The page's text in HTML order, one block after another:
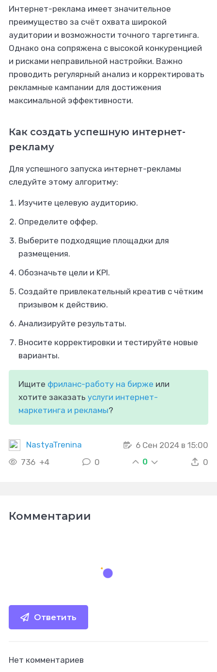
Интернет-реклама имеет значительное
преимущество за счёт охвата широкой
аудитории и возможности точного таргетинга.
Однако она сопряжена с высокой конкуренцией
и рисками неправильной настройки. Важно
проводить регулярный анализ и корректировать
рекламные кампании для достижения
максимальной эффективности.
Как создать успешную интернет-
рекламу
Для успешного запуска интернет-рекламы
следуйте этому алгоритму:
Изучите целевую аудиторию.
Определите оффер.
Выберите подходящие площадки для
размещения.
Обозначьте цели и KPI.
Создайте привлекательный креатив с чётким
призывом к действию.
Анализируйте результаты.
Вносите корректировки и тестируйте новые
варианты.
Ищите фриланс-работу на бирже или
хотите заказать услуги интернет-
маркетинга и рекламы?
NastyaTrenina
6 Сен 2024 в 15:00
736 +4 0 0 0
Комментарии
Ответить
Нет комментариев